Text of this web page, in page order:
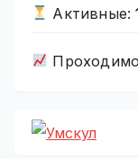
Активные: